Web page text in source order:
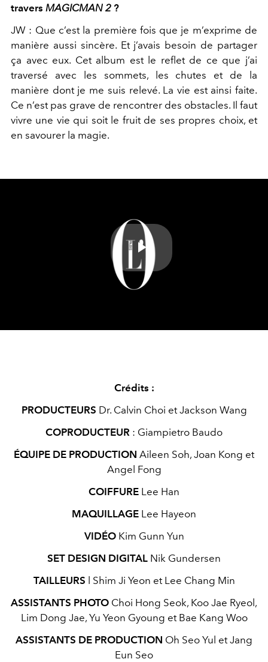
travers MAGICMAN 2 ?
JW : Que c’est la première fois que je m’exprime de
manière aussi sincère. Et j’avais besoin de partager
ça avec eux. Cet album est le reflet de ce que j’ai
traversé avec les sommets, les chutes et de la
manière dont je me suis relevé. La vie est ainsi faite.
Ce n’est pas grave de rencontrer des obstacles. Il faut
vivre une vie qui soit le fruit de ses propres choix, et
en savourer la magie.
Play
Crédits :
PRODUCTEURS Dr. Calvin Choi et Jackson Wang
COPRODUCTEUR : Giampietro Baudo
ÉQUIPE DE PRODUCTION Aileen Soh, Joan Kong et
Angel Fong
COIFFURE Lee Han
MAQUILLAGE Lee Hayeon
VIDÉO Kim Gunn Yun
SET DESIGN DIGITAL Nik Gundersen
TAILLEURS
Shim Ji Yeon et Lee Chang Min
ASSISTANTS PHOTO Choi Hong Seok, Koo Jae Ryeol,
Lim Dong Jae, Yu Yeon Gyoung et Bae Kang Woo
ASSISTANTS DE PRODUCTION Oh Seo Yul et Jang
Eun Seo